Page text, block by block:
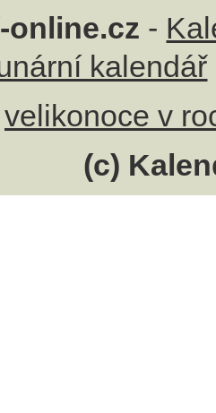
online.cz -
kalendář
velikonoce v
(c)